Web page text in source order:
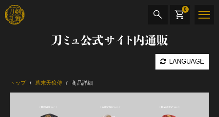
刀ミュ公式サイト内通販
LANGUAGE
0
トップ 幕末天狼傳 商品詳細